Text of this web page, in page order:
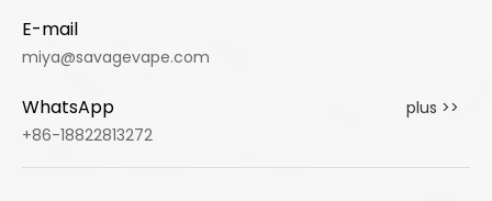
E-mail
miya@savagevape.com
WhatsApp
plus >>
+86-18822813272